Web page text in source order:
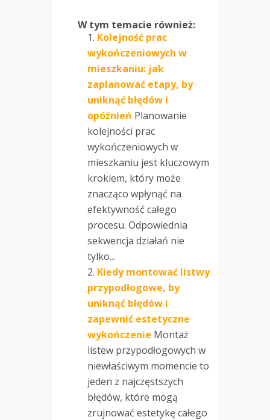
W tym temacie również:
Kolejność prac
wykończeniowych w
mieszkaniu: jak
zaplanować etapy, by
uniknąć błędów i
opóźnień Planowanie
kolejności prac
wykończeniowych w
mieszkaniu jest kluczowym
krokiem, który może
znacząco wpłynąć na
efektywność całego
procesu. Odpowiednia
sekwencja działań nie
tylko...
Kiedy montować listwy
przypodłogowe, by
uniknąć błędów i
zapewnić estetyczne
wykończenie Montaż
listew przypodłogowych w
niewłaściwym momencie to
jeden z najczęstszych
błędów, które mogą
zrujnować estetykę całego